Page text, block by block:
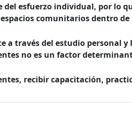
esfuerzo individual, por lo
comunitarios dentro de
a través del estudio personal
no es un factor
recibir capacitación,